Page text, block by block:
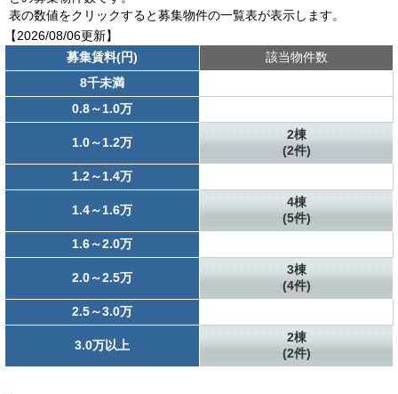
表の数値をクリックすると募集物件の一覧表が表示します。
【2026/08/06更新】
募集賃料(円)
該当物件数
8千未満
0.8～1.0万
1.0～1.2万
2棟
(2件)
1.2～1.4万
1.4～1.6万
4棟
(5件)
1.6～2.0万
2.0～2.5万
3棟
(4件)
2.5～3.0万
3.0万以上
2棟
(2件)